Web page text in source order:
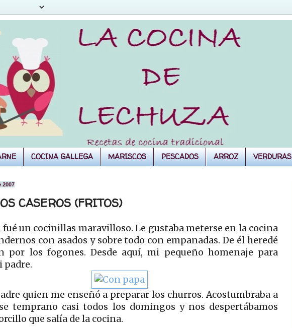
COCINA GALLEGA MARISCOS PESCADOS ARROZ VERDURAS
2007
CASEROS (FRITOS)
fué un cocinillas maravilloso. Le gustaba meterse en la cocina
con asados y sobre todo con empanadas. De él heredé
por los fogones. Desde aquí, mi pequeño homenaje para
padre.
quien me enseñó a preparar los churros. Acostumbraba a
temprano casi todos los domingos y nos despertábamos
que salía de la cocina.